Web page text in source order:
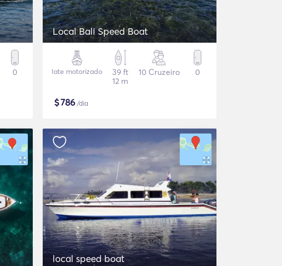
0
Local Bali Speed Boat
Iate motorizado
39 ft
12 m
10 Cruzeiro 0
$786/dia
local speed boat